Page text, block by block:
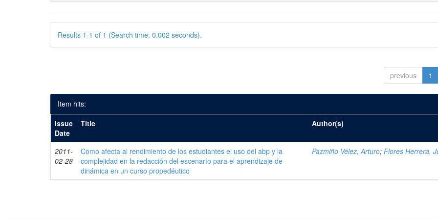
Results 1-1 of 1 (Search time: 0.002 seconds).
previous 1
Item hits:
Issue
Date
Title Author(s)
2011-
02-28
Como afecta al rendimiento de los estudiantes el uso del abp y la
complejidad en la redacción del escenarío para el aprendizaje de
dinámica en un curso propedéutico
Pazmiño Vélez, Arturo;Flores Herrera,